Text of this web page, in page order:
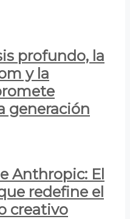
profundo, la
y la
generación
Anthropic: El
redefine el
creativo